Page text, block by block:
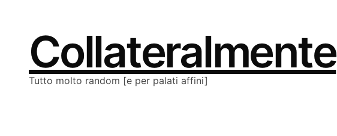
Collateralmente
Tutto molto random [e per palati affini]